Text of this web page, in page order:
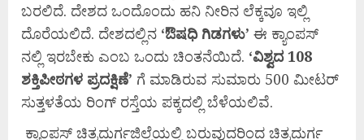
ಬರಲಿದೆ. ದೇಶದ ಒಂದೊಂದು ಹನಿ ನೀರಿನ ಲೆಕ್ಕವೂ ಇಲ್ಲಿ
ದೊರೆಯಲಿದೆ. ದೇಶದಲ್ಲಿನ ‘ಔಷಧಿ ಗಿಡಗಳು’ ಈ ಕ್ಯಾಂಪಸ್
ನಲ್ಲಿ ಇರಬೇಕು ಎಂಬ ಒಂದು ಚಿಂತನೆಯಿದೆ. ‘ವಿಶ್ವದ 108
ಶಕ್ತಿಪೀಠಗಳ ಪ್ರದಕ್ಷಿಣೆ’ ಗೆ ಮಾಡಿರುವ ಸುಮಾರು 500 ಮೀಟರ್
ಸುತ್ತಳತೆಯ ರಿಂಗ್ ರಸ್ತೆಯ ಪಕ್ಕದಲ್ಲಿ ಬೆಳೆಯಲಿವೆ.
ಕ್ಯಾಂಪಸ್ ಚಿತ್ರದುರ್ಗಜಿಲ್ಲೆಯಲ್ಲಿ ಬರುವುದರಿಂದ ಚಿತ್ರದುರ್ಗ